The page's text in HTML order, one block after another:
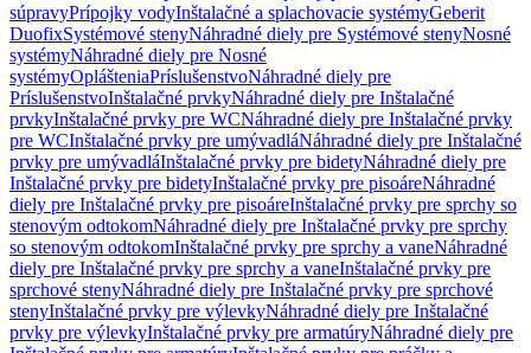
súpravyPrípojky vodyInštalačné a splachovacie systémyGeberit
DuofixSystémové stenyNáhradné diely pre Systémové stenyNosné
systémyNáhradné diely pre Nosné
systémyOplášteniaPríslušenstvoNáhradné diely pre
PríslušenstvoInštalačné prvkyNáhradné diely pre Inštalačné
prvkyInštalačné prvky pre WCNáhradné diely pre Inštalačné prvky
pre WCInštalačné prvky pre umývadláNáhradné diely pre Inštalačné
prvky pre umývadláInštalačné prvky pre bidetyNáhradné diely pre
Inštalačné prvky pre bidetyInštalačné prvky pre pisoáreNáhradné
diely pre Inštalačné prvky pre pisoáreInštalačné prvky pre sprchy so
stenovým odtokomNáhradné diely pre Inštalačné prvky pre sprchy
so stenovým odtokomInštalačné prvky pre sprchy a vaneNáhradné
diely pre Inštalačné prvky pre sprchy a vaneInštalačné prvky pre
sprchové stenyNáhradné diely pre Inštalačné prvky pre sprchové
stenyInštalačné prvky pre výlevkyNáhradné diely pre Inštalačné
prvky pre výlevkyInštalačné prvky pre armatúryNáhradné diely pre